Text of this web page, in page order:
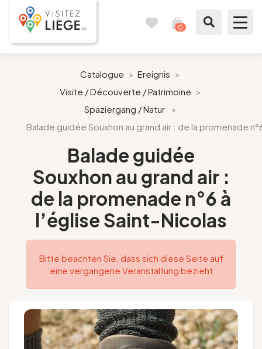
0
Wie ein Bürger von Lüttich
Meinen Aufenthalt vorbereiten
Unsere Vorschläge
Stadt Lüttich
Agenda
Folgen Sie uns
Catalogue > Ereignis >
Visite / Découverte / Patrimoine >
Spaziergang / Natur
>
Balade guidée Souxhon au grand air : de la promenade
Balade guidée
Souxhon au grand air :
de la promenade n°6 à
l’église Saint-Nicolas
Bitte beachten Sie, dass sich diese Seite auf
eine vergangene Veranstaltung bezieht